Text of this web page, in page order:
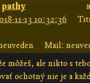
pathy
11-13 10:32:36
Mail:
môžeš, ale nikto s
ochotný nie je a